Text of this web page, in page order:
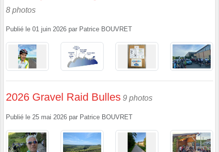
8 photos
Publié le 01 juin 2026 par Patrice BOUVRET
2026 Gravel Raid Bulles 9 photos
Publié le 25 mai 2026 par Patrice BOUVRET